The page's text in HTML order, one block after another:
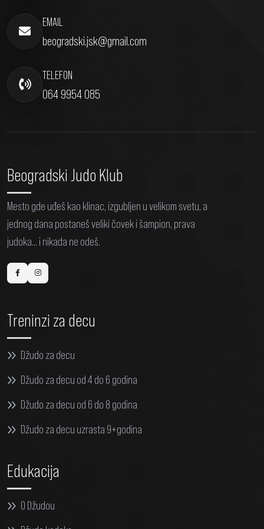
EMAIL
beogradski.jsk@gmail.com
TELEFON
064 9954 085
Beogradski Judo Klub
Mesto gde uđeš kao klinac, izgubljen u velikom svetu, a
jednog dana postaneš veliki čovek i šampion, prava
judoka... i nikada ne odeš.
Treninzi za decu
Džudo za decu
Džudo za decu od 4 do 6 godina
Džudo za decu od 6 do 8 godina
Džudo za decu uzrasta 9+godina
Edukacija
O Džudou